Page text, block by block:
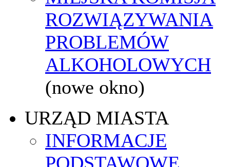
ROZWIĄZYWANIA
PROBLEMÓW
ALKOHOLOWYCH
(nowe okno)
URZĄD MIASTA
INFORMACJE